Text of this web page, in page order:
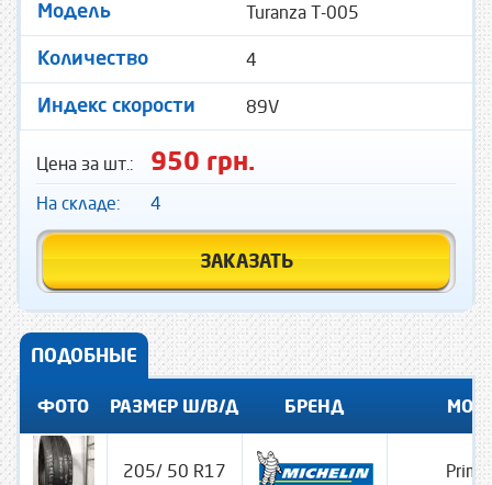
Модель Turanza T-005
Количество 4
Индекс скорости 89V
Цена за шт.: 950 грн.
На складе: 4
ЗАКАЗАТЬ
ПОДОБНЫЕ
ФОТО РАЗМЕР Ш/В/Д БРЕНД
205/ 50 R17